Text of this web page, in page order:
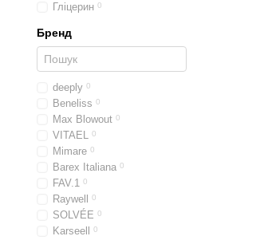
Гліцерин 0
Бренд
deeply 0
Beneliss 0
Max Blowout 0
VITAEL 0
Mimare 0
Barex Italiana 0
FAV.1 0
Raywell 0
SOLVÉE 0
Karseell 0